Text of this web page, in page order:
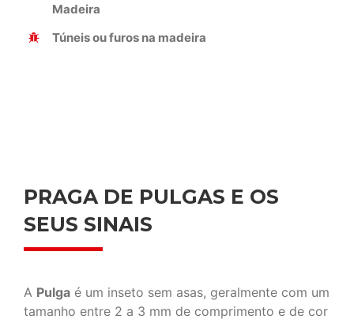
Madeira
Túneis ou furos na madeira
PRAGA DE PULGAS E OS
SEUS SINAIS
A Pulga é um inseto sem asas, geralmente com um
tamanho entre 2 a 3 mm de comprimento e de cor